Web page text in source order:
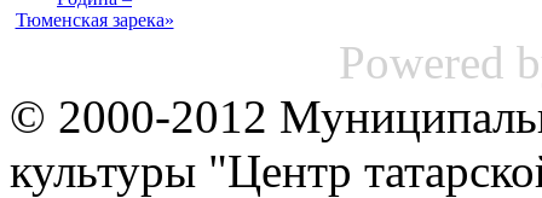
Powered
© 2000-2012
культуры "Центр